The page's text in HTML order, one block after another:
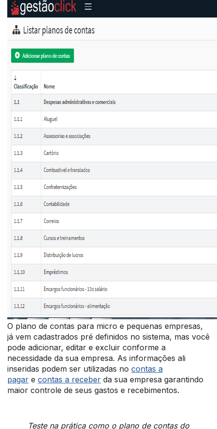
O plano de contas para micro e pequenas empresas,
já vem cadastrados pré definidos no sistema, mas você
pode adicionar, editar e excluir conforme a
necessidade da sua empresa. As informações ali
inseridas podem ser utilizadas no contas a
pagar e contas a receber da sua empresa garantindo
maior controle de seus gastos e recebimentos.
Teste na prática como o plano de contas do